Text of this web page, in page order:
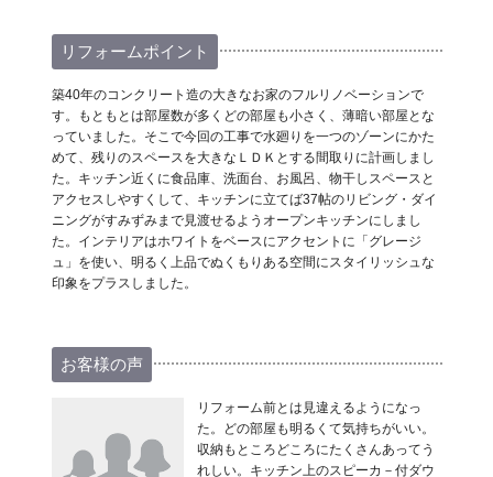
リフォームポイント
築40年のコンクリート造の大きなお家のフルリノベーションで
す。もともとは部屋数が多くどの部屋も小さく、薄暗い部屋とな
っていました。そこで今回の工事で水廻りを一つのゾーンにかた
めて、残りのスペースを大きなＬＤＫとする間取りに計画しまし
た。キッチン近くに食品庫、洗面台、お風呂、物干しスペースと
アクセスしやすくして、キッチンに立てば37帖のリビング・ダイ
ニングがすみずみまで見渡せるようオープンキッチンにしまし
た。インテリアはホワイトをベースにアクセントに「グレージ
ュ」を使い、明るく上品でぬくもりある空間にスタイリッシュな
印象をプラスしました。
お客様の声
リフォーム前とは見違えるようになっ
た。どの部屋も明るくて気持ちがいい。
収納もところどころにたくさんあってう
れしい。キッチン上のスピーカ－付ダウ